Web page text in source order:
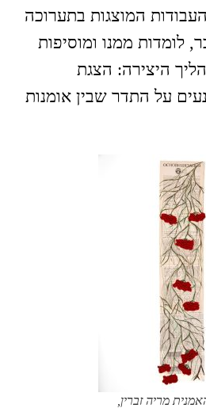
המוצגות בתערוכה
לומדות ממנו ומוסיפות
היצירה: הצגת
על התדר שבין אומנות
מריה זברין,